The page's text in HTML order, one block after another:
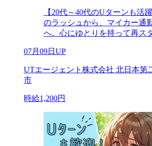
【20代～40代のUターンも活
のラッシュから、マイカー通
へ。心にゆとりを持って再ス
07月09日UP
UTエージェント株式会社 北日本第
市
時給1,200円